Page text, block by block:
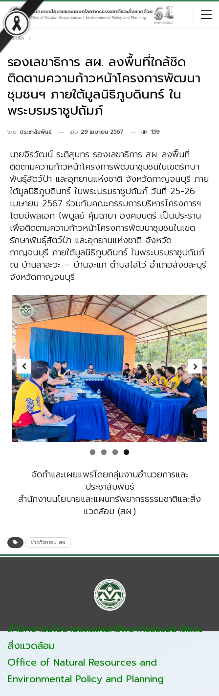
หน้าหลัก
รองเลขาธิการ สผ. ลงพื้นที่ใกล้ชิด
ติดตามความก้าวหน้าโครงการพัฒนา
ชุมชนฯ ภายใต้มูลนิธิภูบดินทร์ ใน
พระบรมราชูปถัมภ์
โดย ประชาสัมพันธ์ เมื่อ 29 เมษายน 2567 159
นายจิรวัฒน์ ระติสุนทร รองเลขาธิการ สผ. ลงพื้นที่
ติดตามความก้าวหน้าโครงการพัฒนาชุมชนในเขตรักษา
พันธุ์สัตว์ป่า และอุทยานแห่งชาติ จังหวัดกาญจนบุรี ภาย
ใต้มูลนิธิภูบดินทร์ ในพระบรมราชูปถัมภ์ วันที่ 25-26
เมษายน 2567 ร่วมกับคณะกรรมการบริหารโครงการฯ
โดยมีพลเอก ไพบูลย์ คุ้มฉายา องคมนตรี เป็นประธาน
เพื่อติดตามความก้าวหน้าโครงการพัฒนาชุมชนในเขต
รักษาพันธุ์สัตว์ป่า และอุทยานแห่งชาติ จังหวัด
กาญจนบุรี ภายใต้มูลนิธิภูบดินทร์ ในพระบรมราชูปถัมภ์
ณ บ้านสาละวะ – บ้านจะแก ตำบลไล่โว่ อำเภอสังขละบุรี
จังหวัดกาญจนบุรี
Previous Next
จัดทำและเผยแพร่โดยกลุ่มงานอำนวยการและ
ประชาสัมพันธ์
สำนักงานนโยบายและแผนทรัพยากรธรรมชาติและสิ่ง
แวดล้อม (สผ.)
ข่าวกิจกรรม สผ.
สำนักงานนโยบายและแผนทรัพยากรธรรมชาติและ
สิ่งแวดล้อม
Office of Natural Resources and
Environmental Policy and Planning